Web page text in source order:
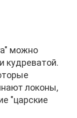
можно
кудреватой.
локоны,
"царские